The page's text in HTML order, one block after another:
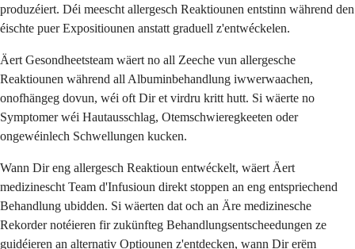
produzéiert. Déi meescht allergesch Reaktiounen entstinn während den
éischte puer Expositiounen anstatt graduell z'entwéckelen.
Äert Gesondheetsteam wäert no all Zeeche vun allergesche
Reaktiounen während all Albuminbehandlung iwwerwaachen,
onofhängeg dovun, wéi oft Dir et virdru kritt hutt. Si wäerte no
Symptomer wéi Hautausschlag, Otemschwieregkeeten oder
ongewéinlech Schwellungen kucken.
Wann Dir eng allergesch Reaktioun entwéckelt, wäert Äert
medizinescht Team d'Infusioun direkt stoppen an eng entspriechend
Behandlung ubidden. Si wäerten dat och an Äre medizinesche
Rekorder notéieren fir zukünfteg Behandlungsentscheedungen ze
guidéieren an alternativ Optiounen z'entdecken, wann Dir erëm